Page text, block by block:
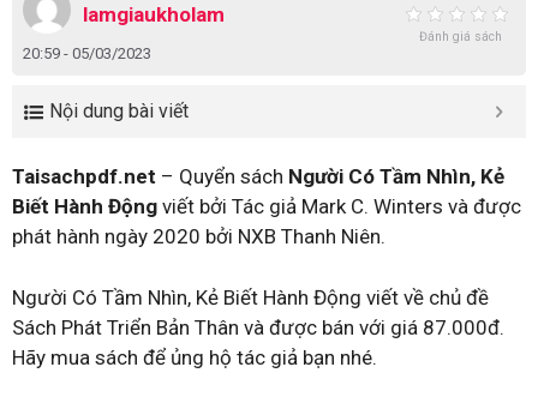
lamgiaukholam
20:59 - 05/03/2023
Đánh giá sách
Nội dung bài viết
Taisachpdf.net – Quyển sách Người Có Tầm Nhìn, Kẻ
Biết Hành Động viết bởi Tác giả Mark C. Winters và được
phát hành ngày 2020 bởi NXB Thanh Niên.
Người Có Tầm Nhìn, Kẻ Biết Hành Động viết về chủ đề
Sách Phát Triển Bản Thân và được bán với giá 87.000đ.
Hãy mua sách để ủng hộ tác giả bạn nhé.